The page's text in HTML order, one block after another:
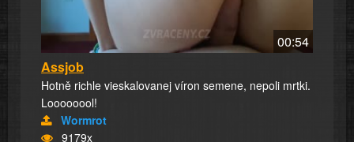
00:54
Assjob
Hotně richle vieskalovanej víron semene, nepoli mrtki.
Loooooool!
Wormrot
9179x